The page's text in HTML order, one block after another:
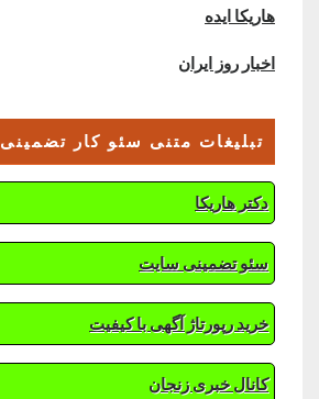
هاریکا ایده
اخبار روز ایران
تبلیغات متنی سئو کار تضمینی
دکتر هاریکا
سئو تضمینی سایت
خرید رپورتاژ آگهی با کیفیت
کانال خبری زنجان